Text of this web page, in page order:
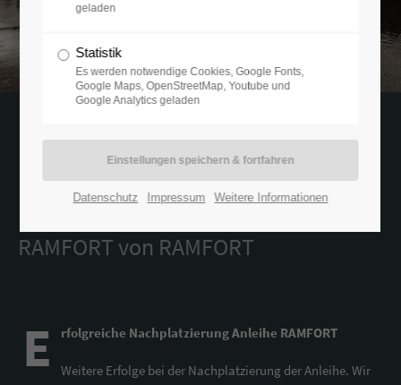
30.05.2021 09:23 von Ramfort
RAMFORT von RAMFORT
E rfolgreiche Nachplatzierung Anleihe RAMFORT
Weitere Erfolge bei der Nachplatzierung der Anleihe. Wir
geladen
Statistik
Es werden notwendige Cookies, Google Fonts,
Google Maps, OpenStreetMap, Youtube und
Google Analytics geladen
Datenschutz Impressum Weitere Informationen